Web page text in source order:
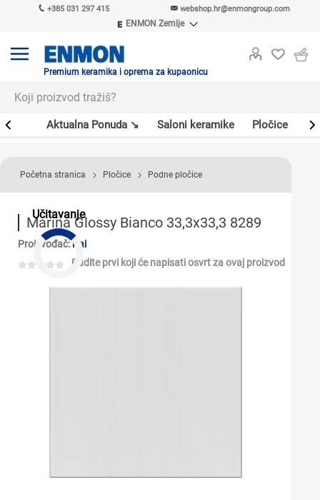
+385 031 297 415 webshop.hr@enmongroup.com
ENMON Zemlje
ENMON MKD
Premium keramika i oprema za kupaonicu
Aktualna Ponuda ↘ Saloni keramike Pločice
Učitavanje
Početna stranica Pločice Podne pločice
Marina Glossy Bianco 33,3x33,3 8289
Proizvođač: Kai
Budite prvi koji će napisati osvrt za ovaj proizvod